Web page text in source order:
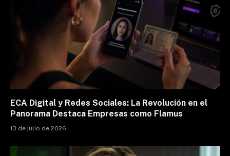
ECA Digital y Redes Sociales: La Revolución en el
Panorama Destaca Empresas como Flamus
13 de julio de 2026